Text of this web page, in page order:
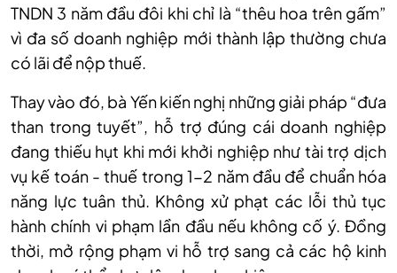
TNDN 3 năm đầu đôi khi chỉ là “thêu hoa trên gấm”
vì đa số doanh nghiệp mới thành lập thường chưa
có lãi để nộp thuế.
Thay vào đó, bà Yến kiến nghị những giải pháp “đưa
than trong tuyết”, hỗ trợ đúng cái doanh nghiệp
đang thiếu hụt khi mới khởi nghiệp như tài trợ dịch
vụ kế toán - thuế trong 1-2 năm đầu để chuẩn hóa
năng lực tuân thủ. Không xử phạt các lỗi thủ tục
hành chính vi phạm lần đầu nếu không cố ý. Đồng
thời, mở rộng phạm vi hỗ trợ sang cả các hộ kinh